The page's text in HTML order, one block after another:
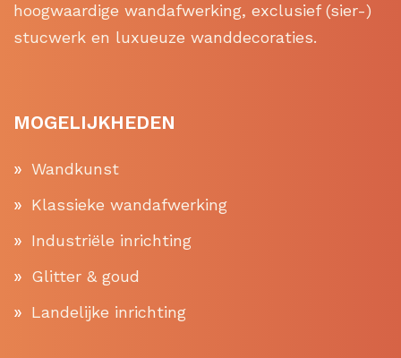
hoogwaardige wandafwerking, exclusief (sier-)
stucwerk en luxueuze wanddecoraties.
MOGELIJKHEDEN
Wandkunst
Klassieke wandafwerking
Industriële inrichting
Glitter & goud
Landelijke inrichting